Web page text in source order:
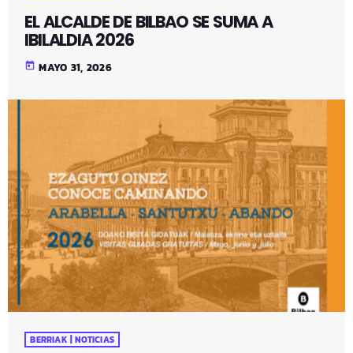
EL ALCALDE DE BILBAO SE SUMA A
IBILALDIA 2026
today MAYO 31, 2026
BERRIAK | NOTICIAS